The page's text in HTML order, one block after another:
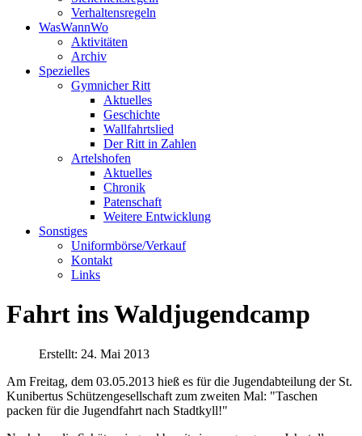
Verhaltensregeln
WasWannWo
Aktivitäten
Archiv
Spezielles
Gymnicher Ritt
Aktuelles
Geschichte
Wallfahrtslied
Der Ritt in Zahlen
Artelshofen
Aktuelles
Chronik
Patenschaft
Weitere Entwicklung
Sonstiges
Uniformbörse/Verkauf
Kontakt
Links
Fahrt ins Waldjugendcamp
Erstellt: 24. Mai 2013
Am Freitag, dem 03.05.2013 hieß es für die Jugendabteilung der St.
Kunibertus Schützengesellschaft zum zweiten Mal: "Taschen
packen für die Jugendfahrt nach Stadtkyll!"